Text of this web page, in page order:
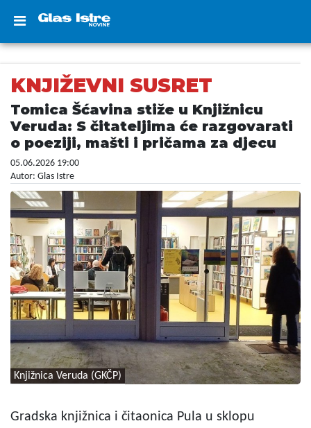
KNJIŽEVNI SUSRET
Tomica Šćavina stiže u Knjižnicu
Veruda: S čitateljima će razgovarati
o poeziji, mašti i pričama za djecu
05.06.2026 19:00
Autor: Glas Istre
Knjižnica Veruda (GKČP)
Gradska knjižnica i čitaonica Pula u sklopu